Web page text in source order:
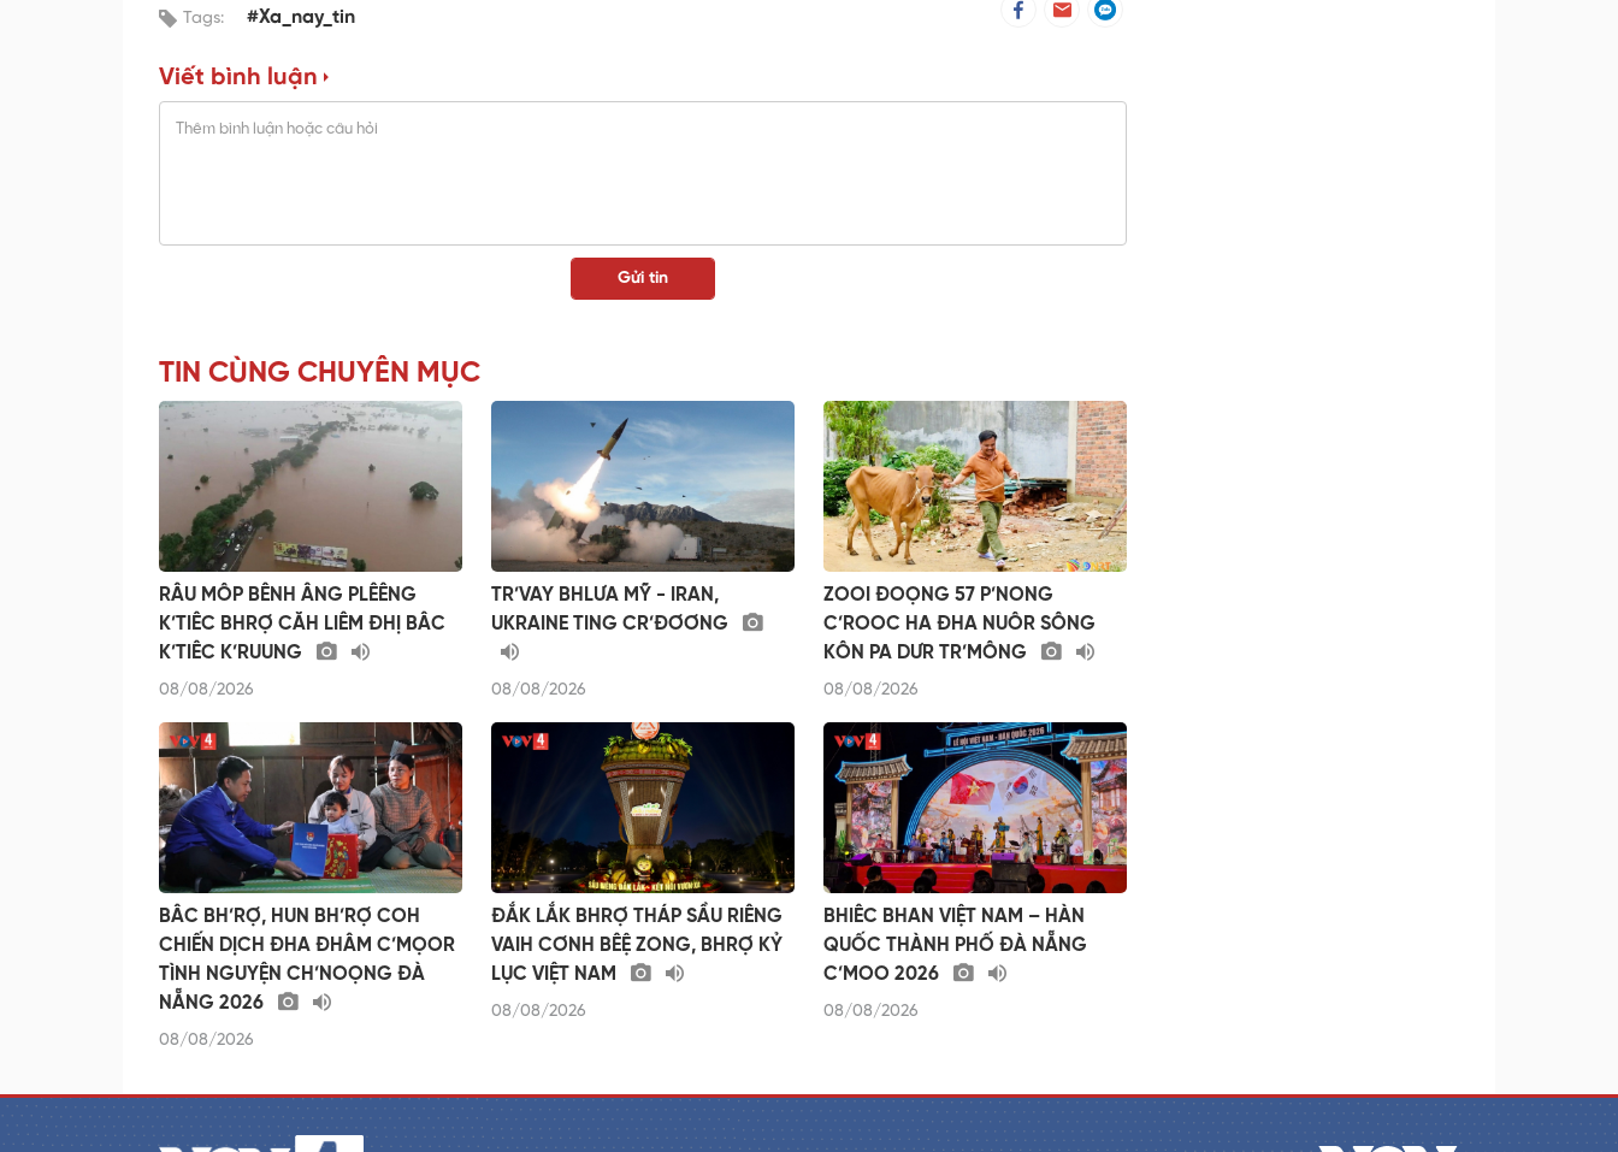
Tags: #Xa_nay_tin
Viết bình luận
TIN CÙNG CHUYÊN MỤC
RÂU MÔP BÊNH ÂNG PLÊÊNG
K’TIÊC BHRỢ CĂH LIÊM ĐHỊ BÂC
K’TIÊC K’RUUNG
08/08/2026
TR’VAY BHLƯA MỸ - IRAN,
UKRAINE TING CR’ĐƠƠNG
08/08/2026
ZOOI ĐOỌNG 57 P’NONG
C’ROOC HA ĐHA NUÔR SÔNG
KÔN PA DƯR TR’MÔNG
08/08/2026
BÂC BH’RỢ, HUN BH’RỢ COH
CHIẾN DỊCH ĐHA ĐHÂM C’MỌOR
TÌNH NGUYỆN CH’NOỌNG ĐÀ
NẴNG 2026
08/08/2026
ĐẮK LẮK BHRỢ THÁP SẦU RIÊNG
VAIH CƠNH BÊỆ ZONG, BHRỢ KỶ
LỤC VIỆT NAM
08/08/2026
BHIÊC BHAN VIỆT NAM – HÀN
QUỐC THÀNH PHỐ ĐÀ NẴNG
C’MOO 2026
08/08/2026